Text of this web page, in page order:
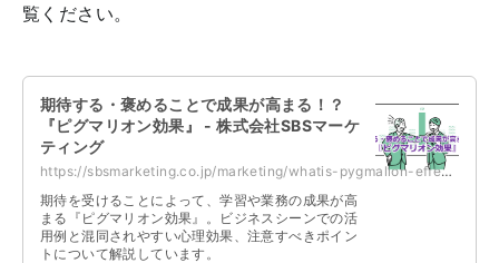
覧ください。
期待する・褒めることで成果が高まる！？
『ピグマリオン効果』 - 株式会社SBSマーケ
ティング
https://sbsmarketing.co.jp/marketing/whatis-pygmalion-effect-2022-08/
期待を受けることによって、学習や業務の成果が高
まる『ピグマリオン効果』。ビジネスシーンでの活
用例と混同されやすい心理効果、注意すべきポイン
トについて解説しています。